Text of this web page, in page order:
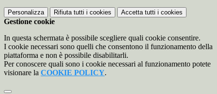
Personalizza Rifiuta tutti i cookies Accetta tutti i cookies
Gestione cookie
In questa schermata è possibile scegliere quali cookie consentire.
I cookie necessari sono quelli che consentono il funzionamento della
piattaforma e non è possibile disabilitarli.
Per conoscere quali sono i cookie necessari al funzionamento potete
visionare la COOKIE POLICY.